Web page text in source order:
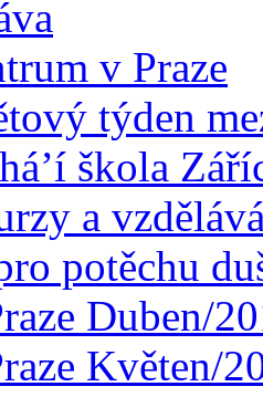
v Praze
týden
škola
a
potěchu
Duben/
Květen/